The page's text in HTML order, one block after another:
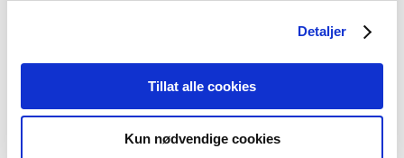
Detaljer
Tillat alle cookies
Kun nødvendige cookies
Prosjekter